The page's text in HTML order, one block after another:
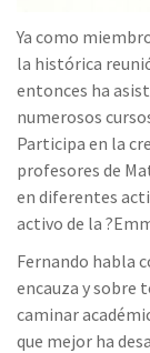
Ya como
la histórica
entonces ha
numerosos
Participa en la
profesores de
en diferentes
activo de la
Fernando habla
encauza y sobre
caminar
que mejor ha